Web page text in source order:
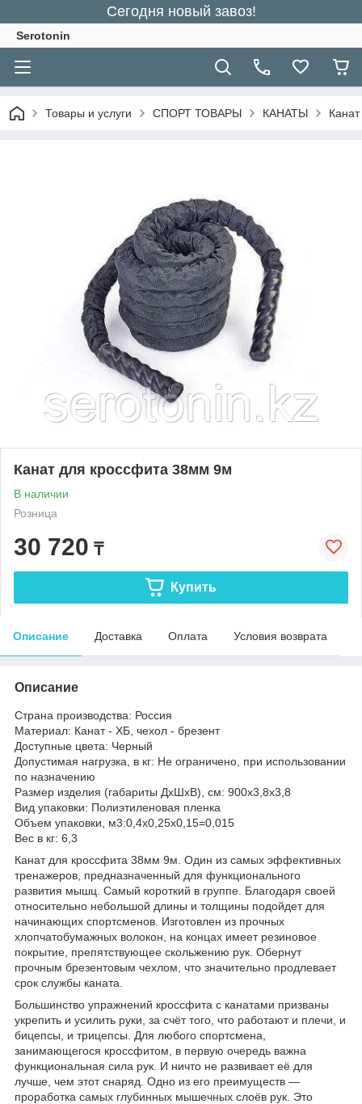
Сегодня новый завоз!
Serotonin
Товары и услуги СПОРТ ТОВАРЫ КАНАТЫ
Канат для кроссфита 38мм 9м
В наличии
Розница
30 720 ₸
Купить
Описание Доставка Оплата Условия возврата
Описание
Страна производства: Россия
Материал: Канат - ХБ, чехол - брезент
Доступные цвета: Черный
Допустимая нагрузка, в кг: Не ограничено, при использовании
по назначению
Размер изделия (габариты ДхШхВ), см: 900х3,8х3,8
Вид упаковки: Полиэтиленовая пленка
Объем упаковки, м3:0,4х0,25х0,15=0,015
Вес в кг: 6,3
Канат для кроссфита 38мм 9м. Один из самых эффективных
тренажеров, предназначенный для функционального
развития мышц. Самый короткий в группе. Благодаря своей
относительно небольшой длины и толщины подойдет для
начинающих спортсменов. Изготовлен из прочных
хлопчатобумажных волокон, на концах имеет резиновое
покрытие, препятствующее скольжению рук. Обернут
прочным брезентовым чехлом, что значительно продлевает
срок службы каната.
Большинство упражнений кроссфита с канатами призваны
укрепить и усилить руки, за счёт того, что работают и плечи, и
бицепсы, и трицепсы. Для любого спортсмена,
занимающегося кроссфитом, в первую очередь важна
функциональная сила рук. И ничто не развивает её для
лучше, чем этот снаряд. Одно из его преимуществ —
проработка самых глубинных мышечных слоёв рук. Это